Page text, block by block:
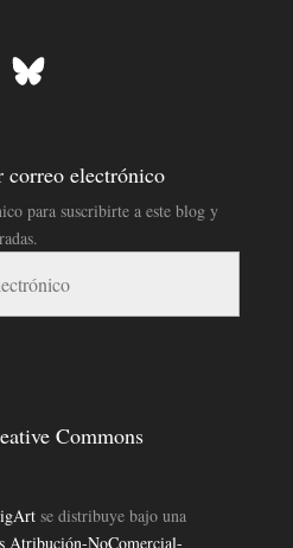
Bluesky
correo electrónico
para suscribirte a este blog y
Commons
se distribuye bajo una
Atribución-NoComercial-